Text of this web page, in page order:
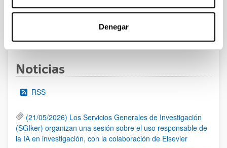
Denegar
18
Noticias
RSS
(21/05/2026) Los Servicios Generales de Investigación
(SGIker) organizan una sesión sobre el uso responsable de
la IA en investigación, con la colaboración de Elsevier